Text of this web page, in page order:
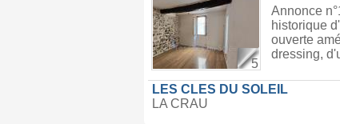
5
Annonce
historique
ouverte
dressing,
LES CLES DU SOLEIL
LA CRAU